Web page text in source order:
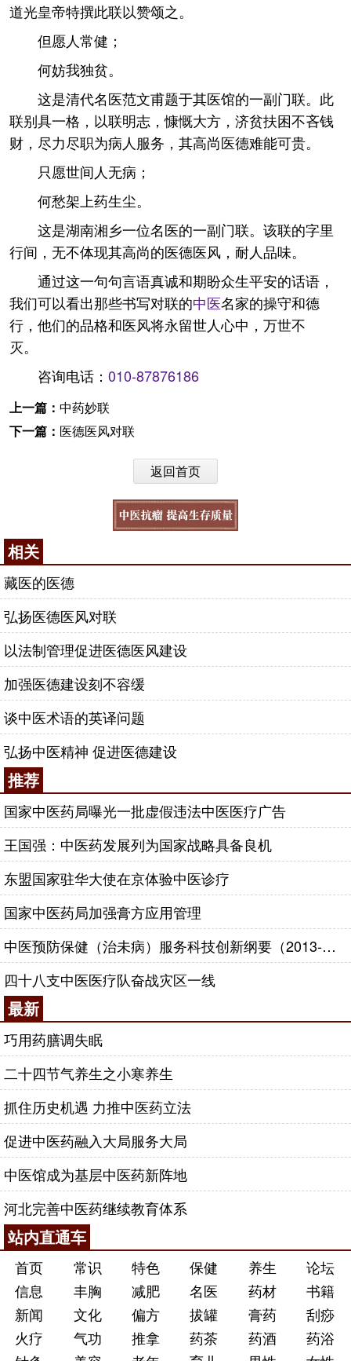
道光皇帝特撰此联以赞颂之。
但愿人常健；
何妨我独贫。
这是清代名医范文甫题于其医馆的一副门联。此
联别具一格，以联明志，慷慨大方，济贫扶困不吝钱
财，尽力尽职为病人服务，其高尚医德难能可贵。
只愿世间人无病；
何愁架上药生尘。
这是湖南湘乡一位名医的一副门联。该联的字里
行间，无不体现其高尚的医德医风，耐人品味。
通过这一句句言语真诚和期盼众生平安的话语，
我们可以看出那些书写对联的中医名家的操守和德
行，他们的品格和医风将永留世人心中，万世不
灭。
咨询电话： 010-87876186
上一篇： 中药妙联
下一篇： 医德医风对联
返回首页
相关
藏医的医德
弘扬医德医风对联
以法制管理促进医德医风建设
加强医德建设刻不容缓
谈中医术语的英译问题
弘扬中医精神 促进医德建设
推荐
国家中医药局曝光一批虚假违法中医医疗广告
王国强：中医药发展列为国家战略具备良机
东盟国家驻华大使在京体验中医诊疗
国家中医药局加强膏方应用管理
中医预防保健（治未病）服务科技创新纲要（2013-2020年）
四十八支中医医疗队奋战灾区一线
最新
巧用药膳调失眠
二十四节气养生之小寒养生
抓住历史机遇 力推中医药立法
促进中医药融入大局服务大局
中医馆成为基层中医药新阵地
河北完善中医药继续教育体系
站内直通车
首页 常识 特色 保健 养生
论坛
信息
丰胸 减肥 名医 药材
书籍
新闻
文化 偏方 拔罐 膏药
刮痧
火疗
气功 推拿 药茶 药酒
药浴